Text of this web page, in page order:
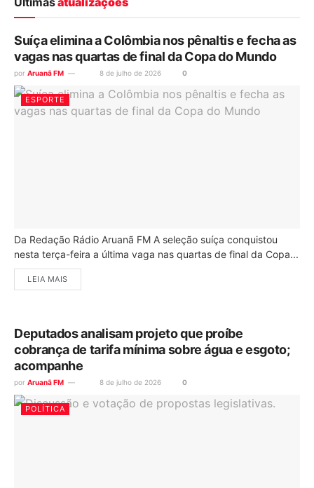
Suíça elimina a Colômbia nos pênaltis e fecha as
vagas nas quartas de final da Copa do Mundo
por Aruanã FM 8 de julho de 2026 0
ESPORTE
Da Redação Rádio Aruanã FM A seleção suíça conquistou
nesta terça-feira a última vaga nas quartas de final da Copa...
LEIA MAIS
Deputados analisam projeto que proíbe
cobrança de tarifa mínima sobre água e esgoto;
acompanhe
por Aruanã FM 8 de julho de 2026 0
POLÍTICA